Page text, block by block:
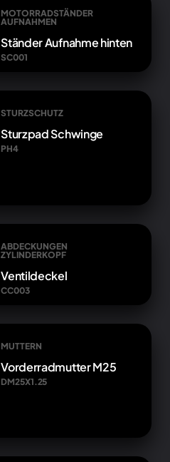
MOTORRADSTÄNDER
AUFNAHMEN
Ständer Aufnahme hinten
SC001
STURZSCHUTZ
Sturzpad Schwinge
PH4
ABDECKUNGEN
ZYLINDERKOPF
Ventildeckel
CC003
MUTTERN
Vorderradmutter M25
DM25X1.25